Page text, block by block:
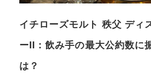
イチローズモルト 秩父 ディ
ーII：飲み手の最大公約数に
は？